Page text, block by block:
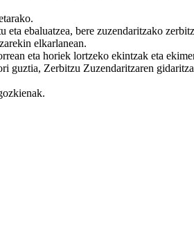
ebaluatzea, bere zuzendaritzako
elkarlanean.
eta horiek lortzeko ekintzak eta
guztia, Zerbitzu Zuzendaritzaren